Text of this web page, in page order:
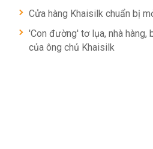
Cửa hàng Khaisilk chuẩn bị
'Con đường' tơ lụa, nhà
của ông chủ Khaisilk